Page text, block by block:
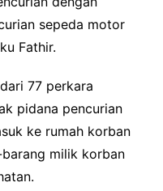
sepeda motor
Fathir.
77 perkara
pidana pencurian
ke rumah korban
milik korban